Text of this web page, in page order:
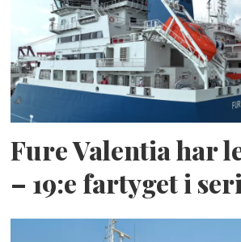
Fure Valentia har
– 19:e fartyget i